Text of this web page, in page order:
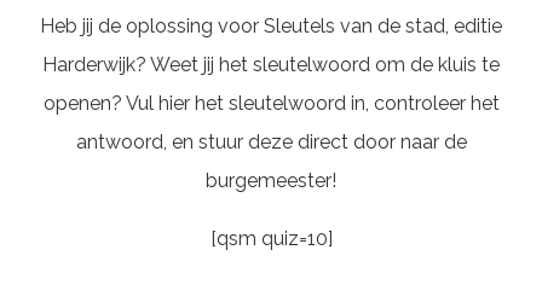
Heb jij de oplossing voor Sleutels van de stad, editie
Harderwijk? Weet jij het sleutelwoord om de kluis te
openen? Vul hier het sleutelwoord in, controleer het
antwoord, en stuur deze direct door naar de
burgemeester!
[qsm quiz=10]